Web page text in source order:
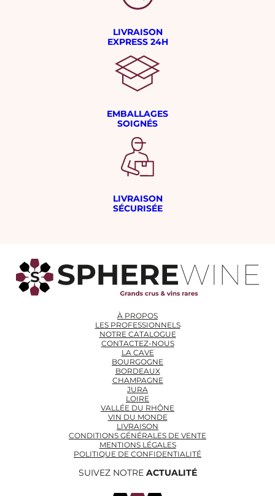
LIVRAISON
EXPRESS 24H
EMBALLAGES
SOIGNÉS
LIVRAISON
SÉCURISÉE
À PROPOS
LES PROFESSIONNELS
NOTRE CATALOGUE
CONTACTEZ-NOUS
LA CAVE
BOURGOGNE
BORDEAUX
CHAMPAGNE
JURA
LOIRE
VALLÉE DU RHÔNE
VIN DU MONDE
LIVRAISON
CONDITIONS GÉNÉRALES DE VENTE
MENTIONS LÉGALES
POLITIQUE DE CONFIDENTIALITÉ
SUIVEZ NOTRE ACTUALITÉ